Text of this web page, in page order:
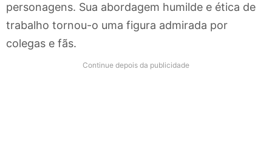
personagens. Sua abordagem humilde e ética de
trabalho tornou-o uma figura admirada por
colegas e fãs.
Continue depois da publicidade